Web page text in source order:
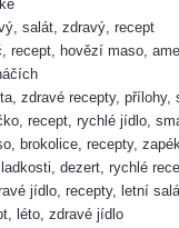
salát, zdravý, recept
recept, hovězí maso,
zdravé recepty, přílohy,
recept, rychlé jídlo,
brokolice, recepty,
dezert, rychlé
jídlo, recepty, letní
léto, zdravé jídlo